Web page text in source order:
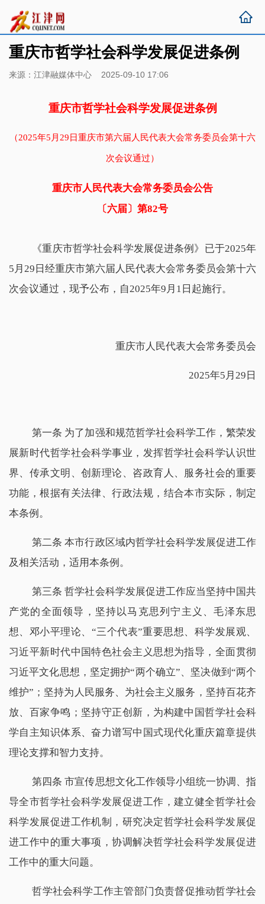
重庆市哲学社会科学发展促进条例
来源：江津融媒体中心 2025-09-10 17:06
重庆市哲学社会科学发展促进条例
（2025年5月29日重庆市第六届人民代表大会常务委员会第十六
次会议通过）
重庆市人民代表大会常务委员会公告
〔六届〕第82号
《重庆市哲学社会科学发展促进条例》已于2025年
5月29日经重庆市第六届人民代表大会常务委员会第十六
次会议通过，现予公布，自2025年9月1日起施行。
重庆市人民代表大会常务委员会
2025年5月29日
第一条 为了加强和规范哲学社会科学工作，繁荣发
展新时代哲学社会科学事业，发挥哲学社会科学认识世
界、传承文明、创新理论、咨政育人、服务社会的重要
功能，根据有关法律、行政法规，结合本市实际，制定
本条例。
第二条 本市行政区域内哲学社会科学发展促进工作
及相关活动，适用本条例。
第三条 哲学社会科学发展促进工作应当坚持中国共
产党的全面领导，坚持以马克思列宁主义、毛泽东思
想、邓小平理论、“三个代表”重要思想、科学发展观、
习近平新时代中国特色社会主义思想为指导，全面贯彻
习近平文化思想，坚定拥护“两个确立”、坚决做到“两个
维护”；坚持为人民服务、为社会主义服务，坚持百花齐
放、百家争鸣；坚持守正创新，为构建中国哲学社会科
学自主知识体系、奋力谱写中国式现代化重庆篇章提供
理论支撑和智力支持。
第四条 市宣传思想文化工作领导小组统一协调、指
导全市哲学社会科学发展促进工作，建立健全哲学社会
科学发展促进工作机制，研究决定哲学社会科学发展促
进工作中的重大事项，协调解决哲学社会科学发展促进
工作中的重大问题。
哲学社会科学工作主管部门负责督促推动哲学社会